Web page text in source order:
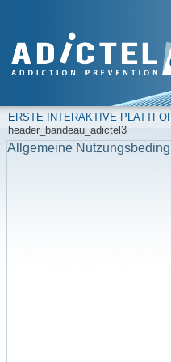
ERSTE INTERAKTIVE
header_bandeau_adictel3
Allgemeine